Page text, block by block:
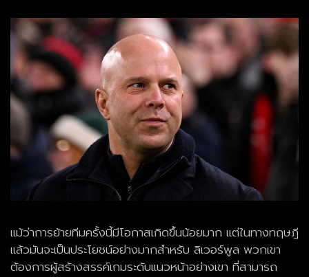
แม้ว่าการย้ายทีมครั้งนี้มีโอกาสเกิดขึ้นน้อยมาก แต่ในทางทฤษฎี
แล้วมันจะเป็นประโยชน์อย่างมากสำหรับ ลิเวอร์พูล พวกเขา
ต้องการผู้สร้างสรรค์เกมระดับแนวหน้าอย่างเขา ที่สามารถ